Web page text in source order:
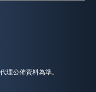
理公佈資料為準。